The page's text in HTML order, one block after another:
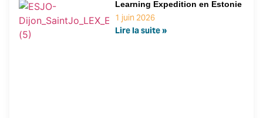
Learning Expedition en Estonie
1 juin 2026
Lire la suite »